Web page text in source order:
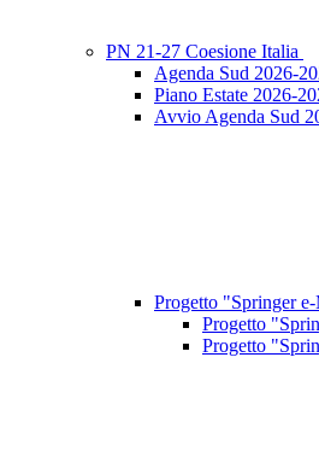
PN 21-27 Coesione Italia
Agenda Sud 2026-
Piano Estate 2026-
Avvio Agenda Sud
Progetto "Springer
Progetto
Progetto